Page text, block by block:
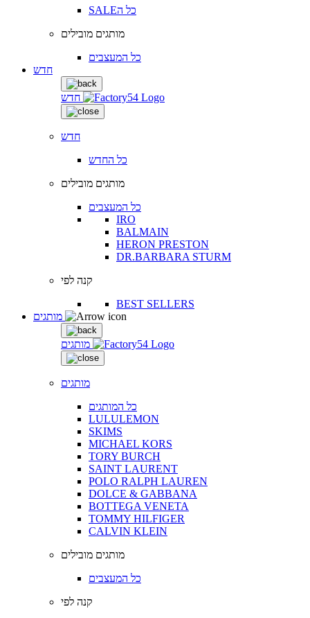
SALEכל ה
מותגים מובילים
כל המעצבים
חדש
חדש
חדש
כל החדש
מותגים מובילים
כל המעצבים
IRO
BALMAIN
HERON PRESTON
DR.BARBARA STURM
קנה לפי
BEST SELLERS
מותגים
מותגים
כל המותגים
LULULEMON
SKIMS
MICHAEL KORS
TORY BURCH
SAINT LAURENT
POLO RALPH LAUREN
DOLCE & GABBANA
BOTTEGA VENETA
TOMMY HILFIGER
CALVIN KLEIN
מותגים מובילים
כל המעצבים
קנה לפי